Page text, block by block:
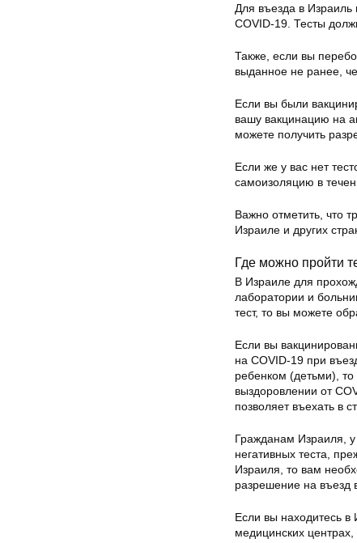
Для въезда в
COVID-19. Тесты
Также, если вы
выданное не ранее,
Если вы были
вашу вакцинацию на
можете получить
Если же у вас нет
самоизоляцию в
Важно отметить, что
Израиле и других
Где можно пройти
В Израиле для
лаборатории и
тест, то вы можете
Если вы
на COVID-19 при
ребенком (детьми), то
выздоровлении от
позволяет въехать в
Гражданам Израиля,
негативных теста,
Израиля, то вам
разрешение на въезд
Если вы находитесь
медицинских